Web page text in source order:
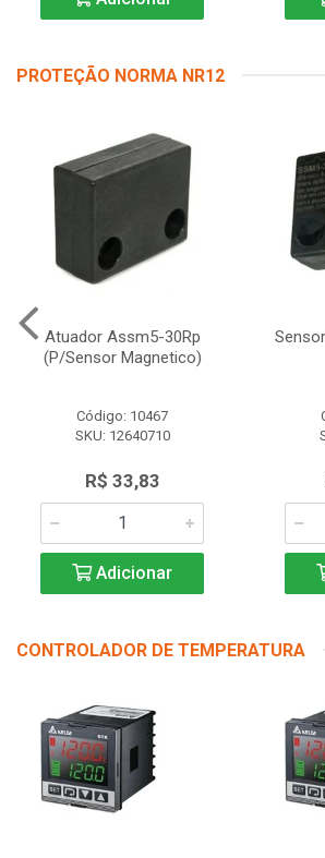
PROTEÇÃO NORMA NR12
Atuador Assm5-30Rp
(P/Sensor Magnetico)
Código: 10467
SKU: 12640710
R$ 33,83
Adicionar
CONTROLADOR DE TEMPERATURA